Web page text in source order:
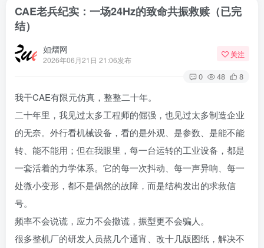
CAE老兵纪实：一场24Hz的致命共振救赎（已完
结）
如熠网
2026年06月21日 21:06发布
关注
0 48 8
我干CAE有限元仿真，整整二十年。
二十年里，我见过太多工程师的倔强，也见过太多制造企业
的无奈。外行看机械设备，看的是外观、是参数、是能不能
转、能不能用；但在我眼里，每一台运转的工业设备，都是
一套活着的力学体系。它的每一次抖动、每一声异响、每一
处微小变形，都不是偶然的故障，而是结构发出的求救信
号。
频率不会说谎，应力不会撒谎，振型更不会骗人。
很多整机厂的研发人员熬几个通宵、改十几版图纸，解决不